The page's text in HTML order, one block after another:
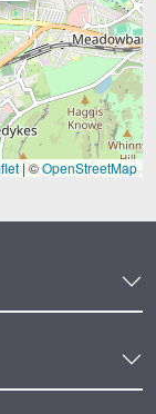
|©OpenStreetMap